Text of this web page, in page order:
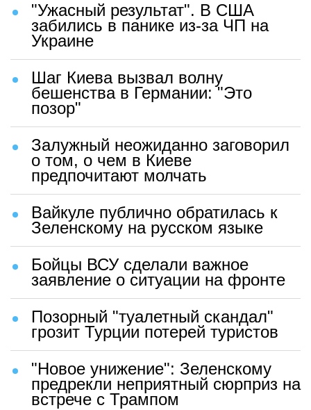
"Ужасный результат". В США
забились в панике из-за ЧП на
Украине
Шаг Киева вызвал волну
бешенства в Германии: "Это
позор"
Залужный неожиданно заговорил
о том, о чем в Киеве
предпочитают молчать
Вайкуле публично обратилась к
Зеленскому на русском языке
Бойцы ВСУ сделали важное
заявление о ситуации на фронте
Позорный "туалетный скандал"
грозит Турции потерей туристов
"Новое унижение": Зеленскому
предрекли неприятный сюрприз на
встрече с Трампом